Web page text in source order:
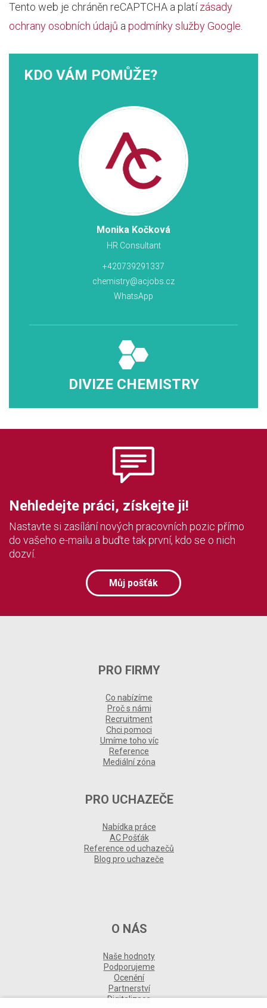
Tento web je chráněn reCAPTCHA a platízásady
ochrany osobních údajů a podmínky služby Google
KDO VÁM POMŮŽE?
Monika Kočková
HR Consultant
+420739291337
chemistry@acjobs.cz
WhatsApp
DIVIZE CHEMISTRY
Nehledejte práci, získejte ji!
Nastavte si zasílání nových pracovních pozic přímo
do vašeho e-mailu a buďte tak první, kdo se o nich
dozví.
Můj pošťák
PRO FIRMY
Co nabízíme
Proč s námi
Recruitment
Chci pomoci
Umíme toho víc
Reference
Mediální zóna
PRO UCHAZEČE
Nabídka práce
AC Pošťák
Reference od uchazečů
Blog pro uchazeče
O NÁS
Naše hodnoty
Podporujeme
Ocenění
Partnerství
Digitalizace